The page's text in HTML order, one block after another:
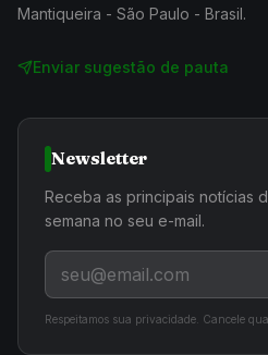
Mantiqueira - São Paulo - Brasil.
Enviar sugestão de pauta
Newsletter
Receba as principais notícias
semana no seu e-mail.
Respeitamos sua privacidade. Cancele